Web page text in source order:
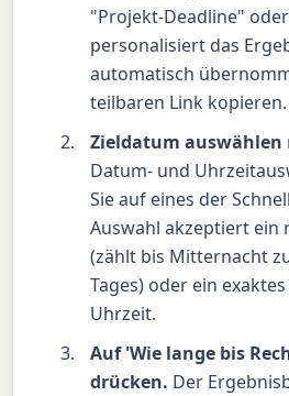
"Projekt-Deadline" oder
personalisiert das
automatisch
teilbaren Link kopieren.
Zieldatum auswählen
Datum- und
Sie auf eines der
Auswahl akzeptiert ein
(zählt bis Mitternacht
Tages) oder ein
Uhrzeit.
Auf 'Wie lange bis
drücken. Der